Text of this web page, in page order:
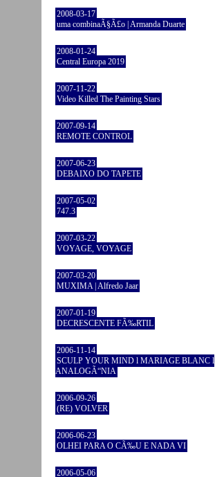
2008-03-17
uma combinaÃ§Ã£o | Armanda Duarte
2008-01-24
Central Europa 2019
2007-11-22
Video Killed The Painting Stars
2007-09-14
REMOTE CONTROL
2007-06-23
DEBAIXO DO TAPETE
2007-05-02
747.3
2007-03-22
VOYAGE, VOYAGE
2007-03-20
MUXIMA | Alfredo Jaar
2007-01-19
DECRESCENTE FÃ‰RTIL
2006-11-14
SCULP YOUR MIND l MARIAGE BLANC l
ANALOGÃ“NIA
2006-09-26
(RE) VOLVER
2006-06-23
OLHEI PARA O CÃ‰U E NADA VI
2006-05-06